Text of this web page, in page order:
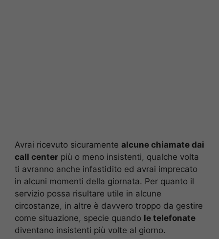
Avrai ricevuto sicuramente alcune chiamate dai
call center più o meno insistenti, qualche volta
ti avranno anche infastidito ed avrai imprecato
in alcuni momenti della giornata. Per quanto il
servizio possa risultare utile in alcune
circostanze, in altre è davvero troppo da gestire
come situazione, specie quando le telefonate
diventano insistenti più volte al giorno.